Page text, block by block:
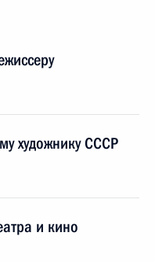
художнику СССР
и кино